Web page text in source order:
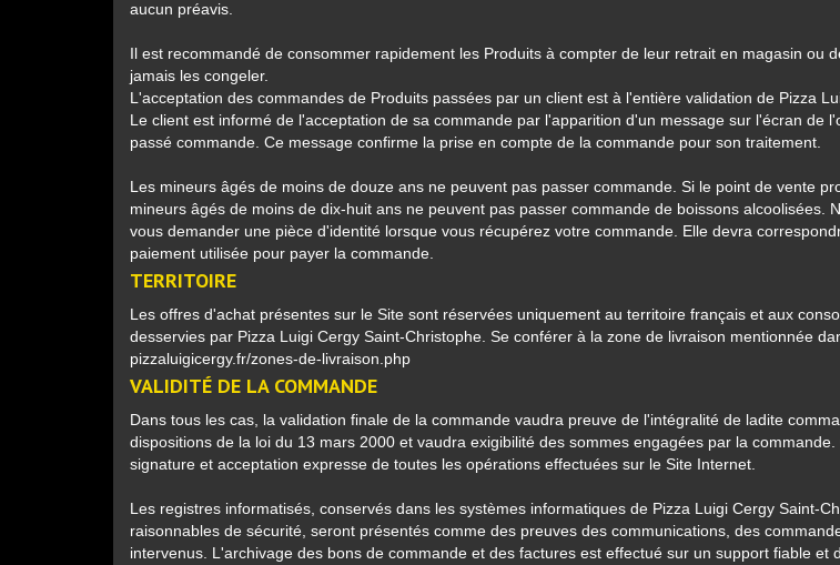
aucun préavis.
Il est recommandé de consommer rapidement les Produits à compter de leur retrait en magasin ou
jamais les congeler.
L'acceptation des commandes de Produits passées par un client est à l'entière validation de Pizza
Le client est informé de l'acceptation de sa commande par l'apparition d'un message sur l'écran de
passé commande. Ce message confirme la prise en compte de la commande pour son traitement.
Les mineurs âgés de moins de douze ans ne peuvent pas passer commande. Si le point de vente
mineurs âgés de moins de dix-huit ans ne peuvent pas passer commande de boissons alcoolisées.
vous demander une pièce d'identité lorsque vous récupérez votre commande. Elle devra
paiement utilisée pour payer la commande.
TERRITOIRE
Les offres d'achat présentes sur le Site sont réservées uniquement au territoire français et aux
desservies par Pizza Luigi Cergy Saint-Christophe. Se conférer à la zone de livraison mentionnée
pizzaluigicergy.fr/zones-de-livraison.php
VALIDITÉ DE LA COMMANDE
Dans tous les cas, la validation finale de la commande vaudra preuve de l'intégralité de ladite
dispositions de la loi du 13 mars 2000 et vaudra exigibilité des sommes engagées par la
signature et acceptation expresse de toutes les opérations effectuées sur le Site Internet.
Les registres informatisés, conservés dans les systèmes informatiques de Pizza Luigi Cergy Saint-
raisonnables de sécurité, seront présentés comme des preuves des communications, des
intervenus. L'archivage des bons de commande et des factures est effectué sur un support fiable et